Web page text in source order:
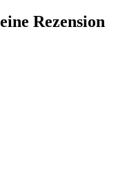
Rezension